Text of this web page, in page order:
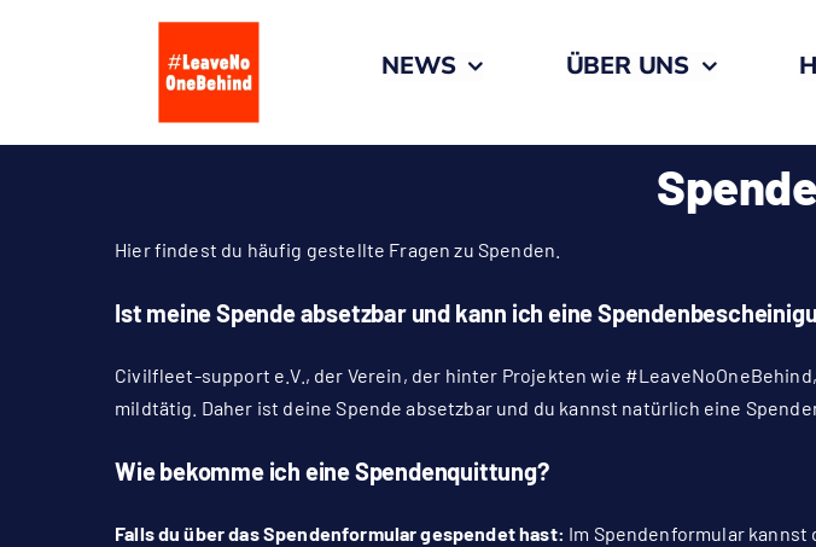
NEWS ÜBER UNS
Hier findest du häufig gestellte Fragen zu Spenden.
Ist meine Spende absetzbar und kann ich eine
Civilfleet-support e.V., der Verein, der hinter Projekten wie
mildtätig. Daher ist deine Spende absetzbar und du kannst natürlich eine
Wie bekomme ich eine Spendenquittung?
Falls du über das Spendenformular gespendet hast: Im Spendenformular